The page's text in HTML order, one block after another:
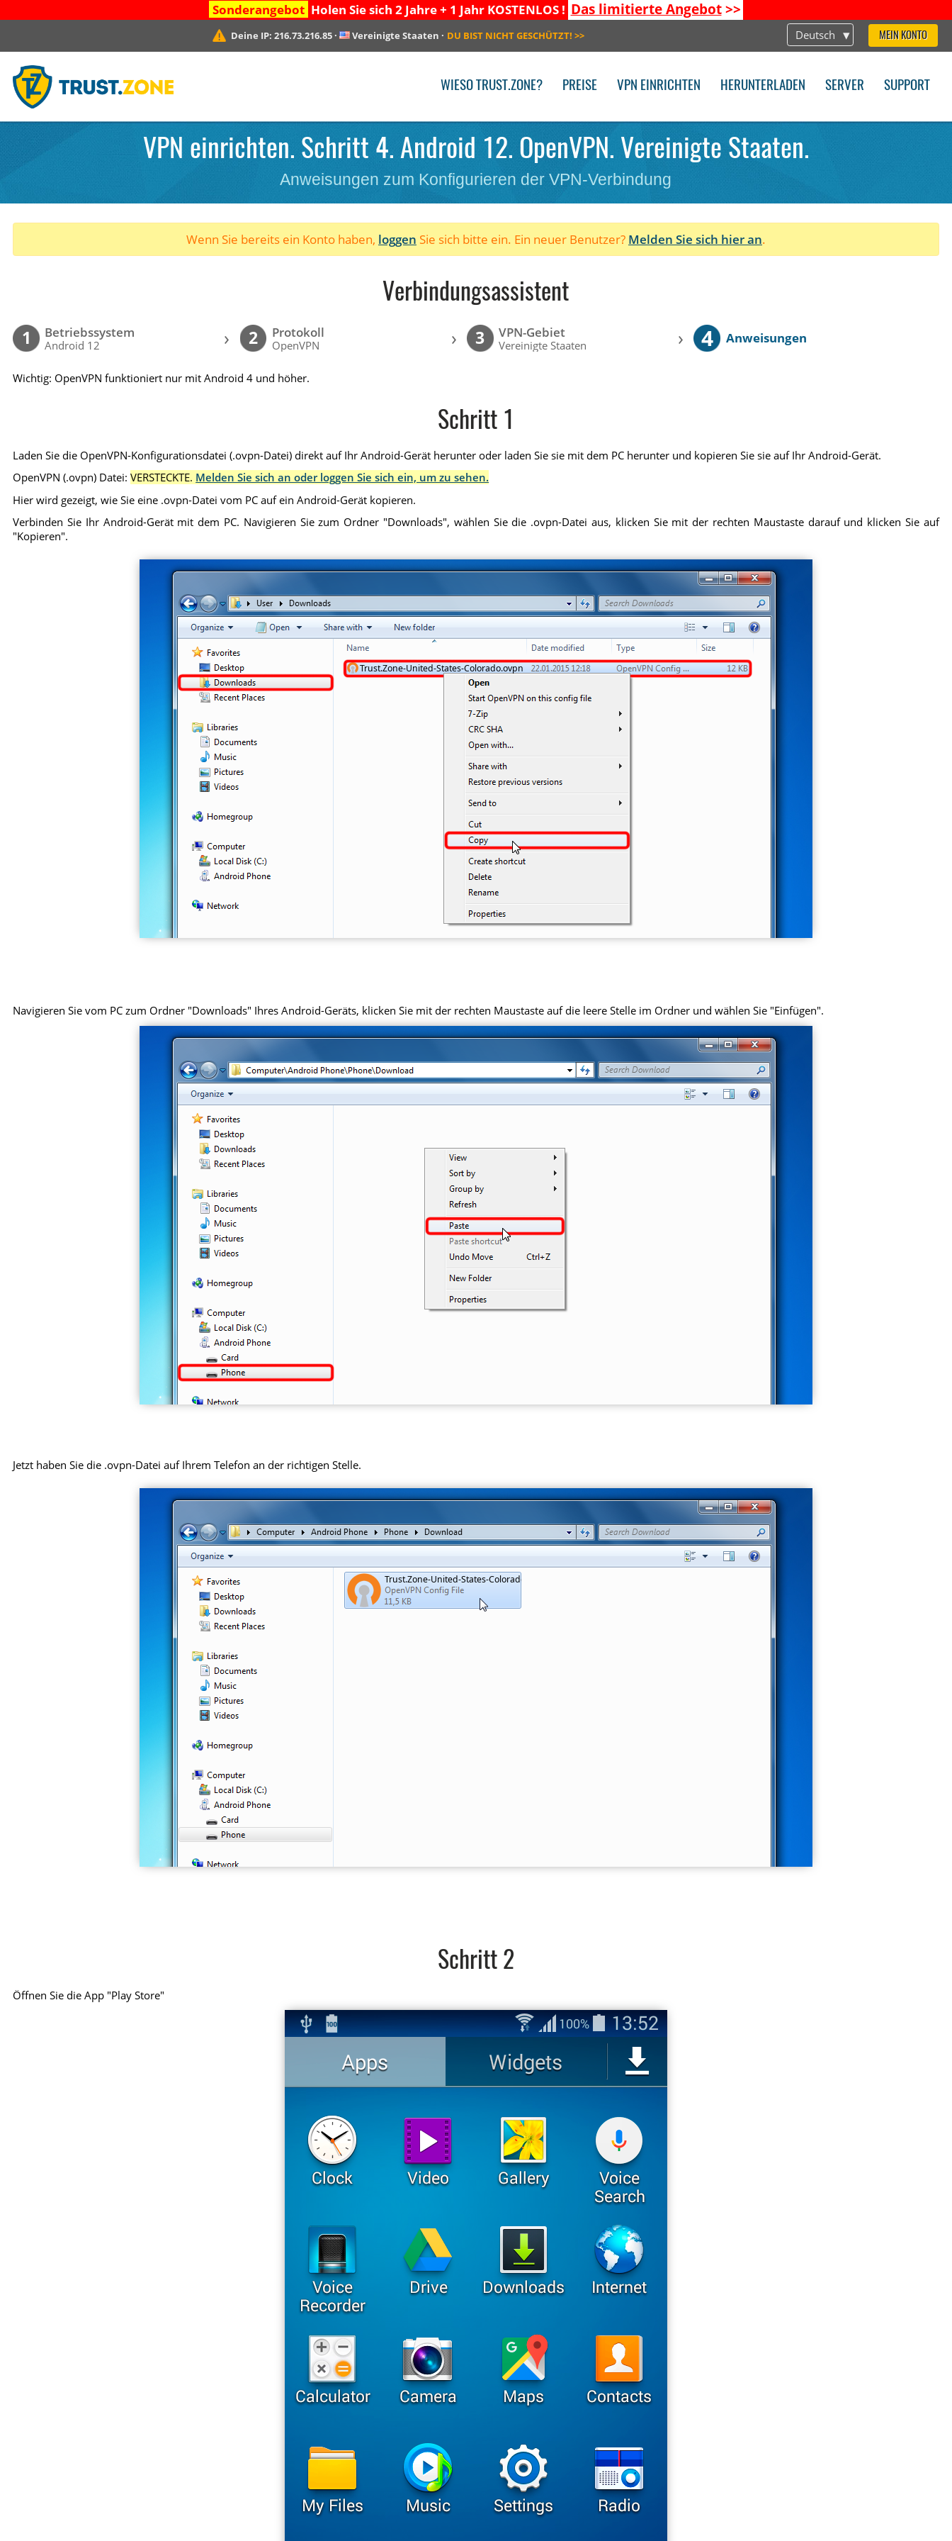
Sonderangebot Holen Sie sich 2 Jahre + 1 Jahr KOSTENLOS ! Das limitierte Angebot>>
Deutsch MEIN KONTO
Deine IP:216.73.216.85 · Vereinigte Staaten · DU BIST NICHT GESCHÜTZT! >>
WIESO TRUST.ZONE? PREISE VPN EINRICHTEN HERUNTERLADEN SERVER SUPPORT
VPN einrichten. Schritt 4. Android 12. OpenVPN. Vereinigte Staaten.
Anweisungen zum Konfigurieren der VPN-Verbindung
Wenn Sie bereits ein Konto haben, loggen Sie sich bitte ein. Ein neuer Benutzer? Melden Sie sich hier an.
Verbindungsassistent
1 Betriebssystem
Android 12 › 2 Protokoll
OpenVPN › 3 VPN-Gebiet
Vereinigte Staaten › 4 Anweisungen
Wichtig: OpenVPN funktioniert nur mit Android 4 und höher.
Schritt 1
Laden Sie die OpenVPN-Konfigurationsdatei (.ovpn-Datei) direkt auf Ihr Android-Gerät herunter oder laden Sie sie mit dem PC herunter und kopieren Sie sie auf Ihr Android-Gerät.
OpenVPN (.ovpn) Datei: VERSTECKTE. Melden Sie sich an oder loggen Sie sich ein, um zu sehen.
Hier wird gezeigt, wie Sie eine .ovpn-Datei vom PC auf ein Android-Gerät kopieren.
Verbinden Sie Ihr Android-Gerät mit dem PC. Navigieren Sie zum Ordner "Downloads", wählen Sie die .ovpn-Datei aus, klicken Sie mit der rechten Maustaste darauf und klicken Sie auf
"Kopieren".
Trust.Zone-United-States-Colorado.ovpn
Navigieren Sie vom PC zum Ordner "Downloads" Ihres Android-Geräts, klicken Sie mit der rechten Maustaste auf die leere Stelle im Ordner und wählen Sie "Einfügen".
Jetzt haben Sie die .ovpn-Datei auf Ihrem Telefon an der richtigen Stelle.
Trust.Zone-United-States-Colorado.ovpn
Schritt 2
Öffnen Sie die App "Play Store"